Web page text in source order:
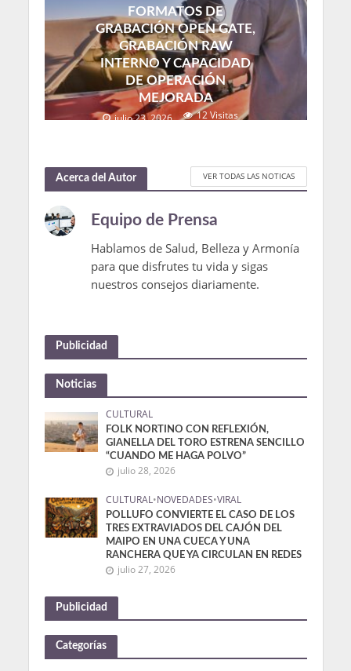
FORMATOS DE
GRABACIÓN OPEN GATE,
GRABACIÓN RAW
INTERNO Y CAPACIDAD
DE OPERACIÓN
MEJORADA
julio 23, 2026 12 Visitas
Acerca del Autor VER TODAS LAS NOTICAS
Equipo de Prensa
Hablamos de Salud, Belleza y Armonía
para que disfrutes tu vida y sigas
nuestros consejos diariamente.
Publicidad
Noticias
CULTURAL
FOLK NORTINO CON REFLEXIÓN,
GIANELLA DEL TORO ESTRENA SENCILLO
“CUANDO ME HAGA POLVO”
julio 28, 2026
CULTURAL•NOVEDADES•VIRAL
POLLUFO CONVIERTE EL CASO DE LOS
TRES EXTRAVIADOS DEL CAJÓN DEL
MAIPO EN UNA CUECA Y UNA
RANCHERA QUE YA CIRCULAN EN REDES
julio 27, 2026
Publicidad
Categorías